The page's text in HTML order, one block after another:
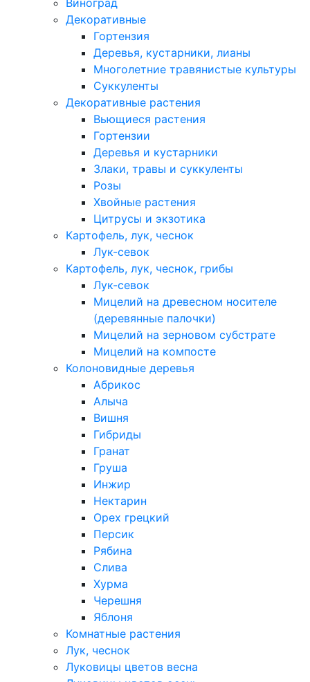
Виноград
Декоративные
Гортензия
Деревья, кустарники, лианы
Многолетние травянистые культуры
Суккуленты
Декоративные растения
Вьющиеся растения
Гортензии
Деревья и кустарники
Злаки, травы и суккуленты
Розы
Хвойные растения
Цитрусы и экзотика
Картофель, лук, чеснок
Лук-севок
Картофель, лук, чеснок, грибы
Лук-севок
Мицелий на древесном носителе
(деревянные палочки)
Мицелий на зерновом субстрате
Мицелий на компосте
Колоновидные деревья
Абрикос
Алыча
Вишня
Гибриды
Гранат
Груша
Инжир
Нектарин
Орех грецкий
Персик
Рябина
Слива
Хурма
Черешня
Яблоня
Комнатные растения
Лук, чеснок
Луковицы цветов весна